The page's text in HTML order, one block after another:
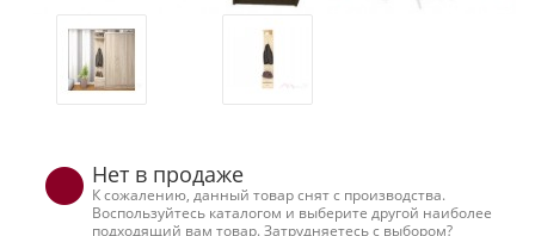
Нет в продаже
К сожалению, данный товар снят с производства.
Воспользуйтесь каталогом и выберите другой наиболее
подходящий вам товар. Затрудняетесь с выбором?